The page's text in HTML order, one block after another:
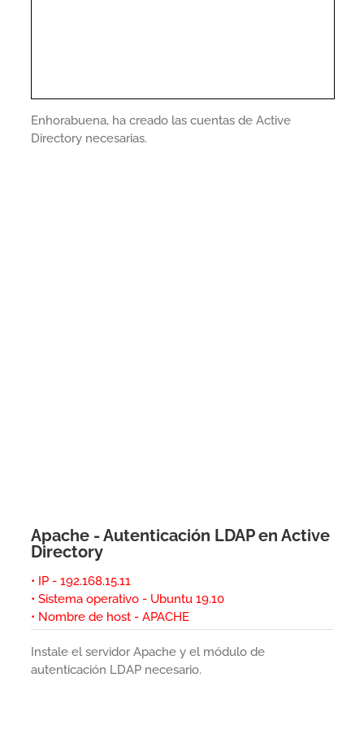
Enhorabuena, ha creado las cuentas de Active
Directory necesarias.
Apache - Autenticación LDAP en Active
Directory
• IP - 192.168.15.11
• Sistema operativo - Ubuntu 19.10
• Nombre de host - APACHE
Instale el servidor Apache y el módulo de
autenticación LDAP necesario.